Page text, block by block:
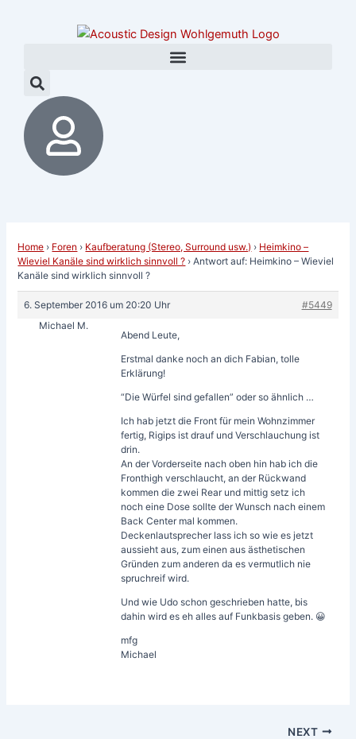
Home › Foren › Kaufberatung (Stereo, Surround usw.) › Heimkino –
Wieviel Kanäle sind wirklich sinnvoll ? › Antwort auf: Heimkino – Wieviel
Kanäle sind wirklich sinnvoll ?
6. September 2016 um 20:20 Uhr
#5449
Michael M.
Abend Leute,
Erstmal danke noch an dich Fabian, tolle
Erklärung!
“Die Würfel sind gefallen” oder so ähnlich …
Ich hab jetzt die Front für mein Wohnzimmer
fertig, Rigips ist drauf und Verschlauchung ist
drin.
An der Vorderseite nach oben hin hab ich die
Fronthigh verschlaucht, an der Rückwand
kommen die zwei Rear und mittig setz ich
noch eine Dose sollte der Wunsch nach einem
Back Center mal kommen.
Deckenlautsprecher lass ich so wie es jetzt
aussieht aus, zum einen aus ästhetischen
Gründen zum anderen da es vermutlich nie
spruchreif wird.
Und wie Udo schon geschrieben hatte, bis
dahin wird es eh alles auf Funkbasis geben. 😀
mfg
Michael
NEXT